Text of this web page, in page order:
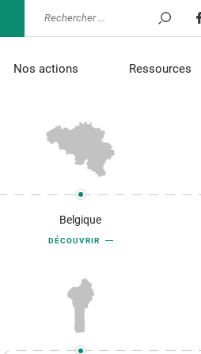
Nos actions Ressources
Belgique
DÉCOUVRIR